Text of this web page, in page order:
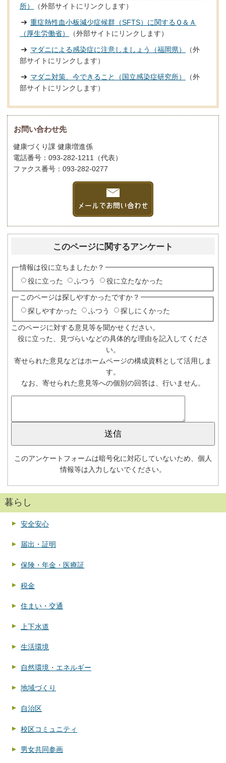
所）
（外部サイトにリンクします）
重症熱性血小板減少症候群（SFTS）に関するＱ＆Ａ
（厚生労働省）
（外部サイトにリンクします）
マダニによる感染症に注意しましょう（福岡県）
（外
部サイトにリンクします）
マダニ対策、今できること（国立感染症研究所）
（外
部サイトにリンクします）
お問い合わせ先
健康づくり課 健康増進係
電話番号：093-282-1211（代表）
ファクス番号：093-282-0277
このページに関するアンケート
情報は役に立ちましたか？
役に立った
ふつう 役に立たなかった
このページは探しやすかったですか？
探しやすかった
ふつう 探しにくかった
このページに対する意見等を聞かせください。
役に立った、見づらいなどの具体的な理由を記入してくださ
い。
寄せられた意見などはホームページの構成資料として活用しま
す。
なお、寄せられた意見等への個別の回答は、行いません。
このアンケートフォームは暗号化に対応していないため、個人
情報等は入力しないでください。
暮らし
安全安心
届出・証明
保険・年金・医療証
税金
住まい・交通
上下水道
生活環境
自然環境・エネルギー
地域づくり
自治区
校区コミュニティ
男女共同参画